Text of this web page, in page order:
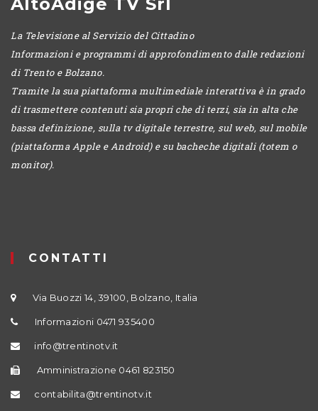
La Televisione al Servizio del Cittadino
Informazioni e programmi di approfondimento dalle redazioni
di Trento e Bolzano.
Tramite la sua piattaforma multimediale interattiva è in grado
di trasmettere contenuti sia propri che di terzi, sia in alta che
bassa definizione, sulla tv digitale terrestre, sul web, sul mobile
(piattaforma Apple e Android) e su bacheche digitali (totem o
monitor).
CONTATTI
Via Buozzi 14, 39100, Bolzano, Italia
Informazioni 0471 935400
info@trentinotv.it
Amministrazione 0461 823150
contabilita@trentinotv.it